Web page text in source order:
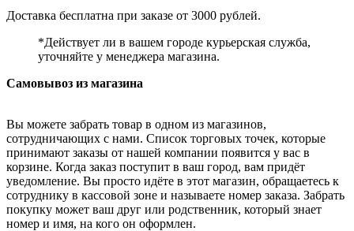
Доставка бесплатна при заказе от 3000 рублей.
*Действует ли в вашем городе курьерская служба,
уточняйте у менеджера магазина.
Самовывоз из магазина
Вы можете забрать товар в одном из магазинов,
сотрудничающих с нами. Список торговых точек, которые
принимают заказы от нашей компании появится у вас в
корзине. Когда заказ поступит в ваш город, вам придёт
уведомление. Вы просто идёте в этот магазин, обращаетесь к
сотруднику в кассовой зоне и называете номер заказа. Забрать
покупку может ваш друг или родственник, который знает
номер и имя, на кого он оформлен.